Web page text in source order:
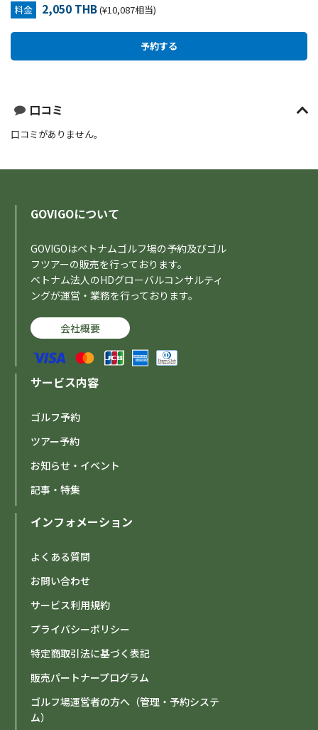
料金
2,050 THB(¥10,087相当)
口コミ
口コミがありません。
GOVIGOについて
GOVIGOはベトナムゴルフ場の予約及びゴル
フツアーの販売を行っております。
ベトナム法人のHDグローバルコンサルティ
ングが運営・業務を行っております。
会社概要
サービス内容
ゴルフ予約
ツアー予約
お知らせ・イベント
記事・特集
インフォメーション
よくある質問
お問い合わせ
サービス利用規約
プライバシーポリシー
特定商取引法に基づく表記
販売パートナープログラム
ゴルフ場運営者の方へ（管理・予約システ
ム）